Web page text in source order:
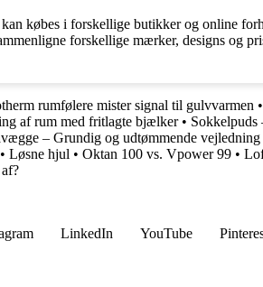
købes i forskellige butikker og online
forskellige mærker, designs og
rumfølere mister signal til gulvvarmen •
af rum med fritlagte bjælker• Sokkelpuds
– Grundig og udtømmende vejledning
• Løsne hjul • Oktan 100 vs. Vpower 99 •
LinkedIn YouTube